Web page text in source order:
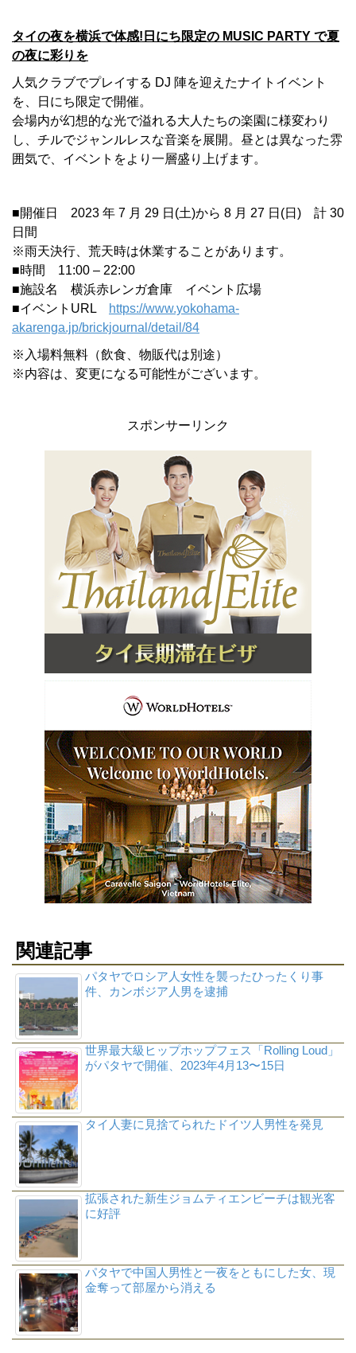
タイの夜を横浜で体感!日にち限定の MUSIC PARTY で夏
の夜に彩りを
人気クラブでプレイする DJ 陣を迎えたナイトイベント
を、日にち限定で開催。
会場内が幻想的な光で溢れる大人たちの楽園に様変わり
し、チルでジャンルレスな音楽を展開。昼とは異なった雰
囲気で、イベントをより一層盛り上げます。
■開催日 2023 年 7 月 29 日(土)から 8 月 27 日(日) 計 30
日間
※雨天決行、荒天時は休業することがあります。
■時間 11:00 – 22:00
■施設名 横浜赤レンガ倉庫 イベント広場
■イベントURL
https://www.yokohama-
akarenga.jp/brickjournal/detail/84
※入場料無料（飲食、物販代は別途）
※内容は、変更になる可能性がございます。
スポンサーリンク
関連記事
パタヤでロシア人女性を襲ったひったくり事
件、カンボジア人男を逮捕
世界最大級ヒップホップフェス「Rolling Loud」
がパタヤで開催、2023年4月13〜15日
タイ人妻に見捨てられたドイツ人男性を発見
拡張された新生ジョムティエンビーチは観光客
に好評
パタヤで中国人男性と一夜をともにした女、現
金奪って部屋から消える